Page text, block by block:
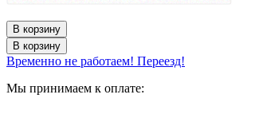
В корзину
В корзину
Временно не работаем! Переезд!
Мы принимаем к оплате: